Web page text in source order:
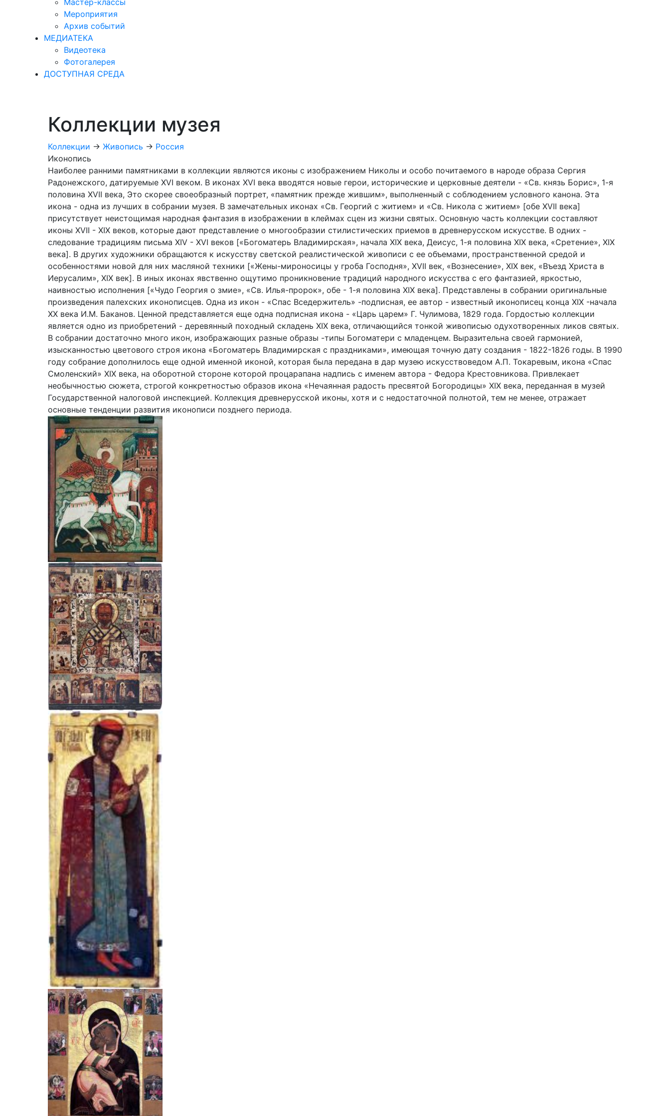
Мастер-классы
Мероприятия
Архив событий
МЕДИАТЕКА
Видеотека
Фотогалерея
ДОСТУПНАЯ СРЕДА
Коллекции музея
Коллекции -> Живопись -> Россия
Иконопись
Наиболее ранними памятниками в коллекции являются иконы с изображением Николы и особо почитаемого в народе образа Сергия
Радонежского, датируемые XVI веком. В иконах XVI века вводятся новые герои, исторические и церковные деятели - «Св. князь Борис», 1-я
половина XVII века, Это скорее своеобразный портрет, «памятник прежде жившим», выполненный с соблюдением условного канона. Эта
икона - одна из лучших в собрании музея. В замечательных иконах «Св. Георгий с житием» и «Св. Никола с житием» [обе XVII века]
присутствует неистощимая народная фантазия в изображении в клеймах сцен из жизни святых. Основную часть коллекции составляют
иконы XVII - XIX веков, которые дают представление о многообразии стилистических приемов в древнерусском искусстве. В одних -
следование традициям письма XIV - XVI веков [«Богоматерь Владимирская», начала XIX века, Деисус, 1-я половина XIX века, «Сретение», XIX
века]. В других художники обращаются к искусству светской реалистической живописи с ее объемами, пространственной средой и
особенностями новой для них масляной техники [«Жены-мироносицы у гроба Господня», XVII век, «Вознесение», XIX век, «Въезд Христа в
Иерусалим», XIX век]. В иных иконах явственно ощутимо проникновение традиций народного искусства с его фантазией, яркостью,
наивностью исполнения [«Чудо Георгия о змие», «Св. Илья-пророк», обе - 1-я половина XIX века]. Представлены в собрании оригинальные
произведения палехских иконописцев. Одна из икон - «Спас Вседержитель» -подписная, ее автор - известный иконописец конца XIX -начала
XX века И.М. Баканов. Ценной представляется еще одна подписная икона - «Царь царем» Г. Чулимова, 1829 года. Гордостью коллекции
является одно из приобретений - деревянный походный складень XIX века, отличающийся тонкой живописью одухотворенных ликов святых.
В собрании достаточно много икон, изображающих разные образы -типы Богоматери с младенцем. Выразительна своей гармонией,
изысканностью цветового строя икона «Богоматерь Владимирская с праздниками», имеющая точную дату создания - 1822-1826 годы. В 1990
году собрание дополнилось еще одной именной иконой, которая была передана в дар музею искусствоведом А.П. Токаревым, икона «Спас
Смоленский» XIX века, на оборотной стороне которой процарапана надпись с именем автора - Федора Крестовникова. Привлекает
необычностью сюжета, строгой конкретностью образов икона «Нечаянная радость пресвятой Богородицы» XIX века, переданная в музей
Государственной налоговой инспекцией. Коллекция древнерусской иконы, хотя и с недостаточной полнотой, тем не менее, отражает
основные тенденции развития иконописи позднего периода.